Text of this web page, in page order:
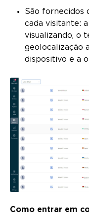
São fornecidos
cada visitante:
visualizando, o
geolocalização
dispositivo e a
Como entrar em